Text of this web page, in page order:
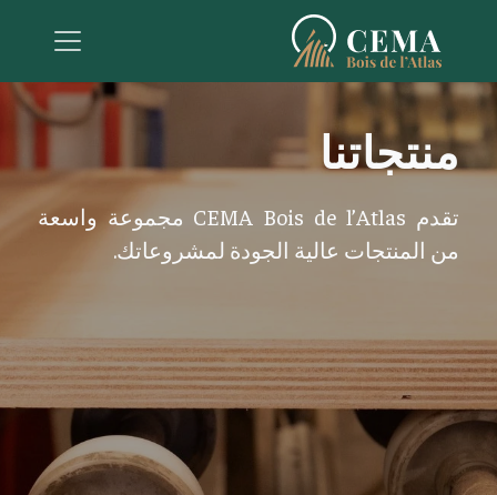
منتجاتنا
تقدم CEMA Bois de l’Atlas مجموعة واسعة
من المنتجات عالية الجودة لمشروعاتك.